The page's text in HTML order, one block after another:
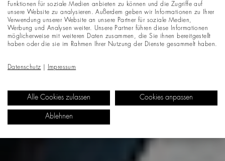
Funktionen für soziale Medien anbieten zu können und die Zugriffe auf
unsere Website zu analysieren. Außerdem geben wir Informationen zu Ihrer
Verwendung unserer Website an unsere Partner für soziale Medien,
Werbung und Analysen weiter. Unsere Partner führen diese Informationen
möglicherweise mit weiteren Daten zusammen, die Sie ihnen bereitgestellt
haben oder die sie im Rahmen Ihrer Nutzung der Dienste gesammelt haben.
Datenschutz Impressum
Alle Cookies zulassen Cookies anpassen
Ablehnen